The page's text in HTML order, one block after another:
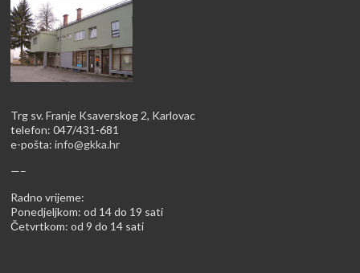
Trg sv. Franje Ksaverskog 2, Karlovac
telefon: 047/431-681
e-pošta:info@gkka.hr
—–
Radno vrijeme:
Ponedjeljkom: od 14 do 19 sati
Četvrtkom: od 9 do 14 sati